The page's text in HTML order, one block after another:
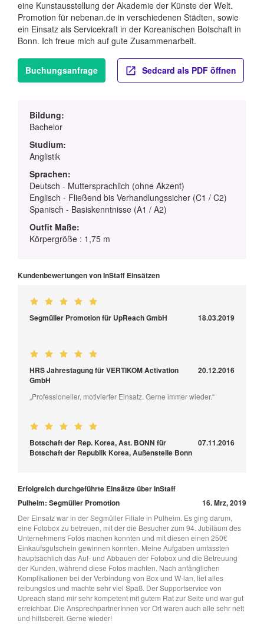
eine Kunstausstellung der Akademie der Künste der Welt.
Promotion für nebenan.de in verschiedenen Städten, sowie
ein Einsatz als Servicekraft in der Koreanischen Botschaft in
Bonn. Ich freue mich auf gute Zusammenarbeit.
Buchungsanfrage Sedcard als PDF öffnen
Bildung:
Bachelor
Studium:
Anglistik
Sprachen:
Deutsch - Muttersprachlich (ohne Akzent)
Englisch - Fließend bis Verhandlungssicher (C1 / C2)
Spanisch - Basiskenntnisse (A1 / A2)
Outfit Maße:
Körpergröße : 1,75 m
Kundenbewertungen von InStaff Einsätzen
Segmüller Promotion für UpReach GmbH 18.03.2019
HRS Jahrestagung für VERTIKOM Activation
GmbH
20.12.2016
„Professioneller, motivierter Einsatz. Gerne immer wieder.“
Botschaft der Rep. Korea, Ast. BONN für
Botschaft der Republik Korea, Außenstelle Bonn
07.11.2016
Erfolgreich durchgeführte Einsätze über InStaff
Pulheim: Segmüller Promotion
16. Mrz, 2019
Der Einsatz war in der Segmüller Filiale in Pulheim. Es ging darum,
eine Fotobox zu betreuen, mit der die Besucher zum 94. Jubiläum des
Unternehmens Fotos machen konnten und mit diesen einen 250€
Einkaufsgutschein gewinnen konnten. Meine Aufgaben umfassten
hauptsächlich das Auf- und Abbauen der Fotobox und die Betreuung
der Kunden, während diese Fotos machten. Nach anfänglichen
Komplikationen bei der Verbindung von Box und W-lan, lief alles
reibungslos und machte sehr viel Spaß. Der Supportservice von
Upreach stand mir sehr kompetent mit gutem Rat zur Seite und war gut
erreichbar. Die AnsprechpartnerInnen vor Ort waren auch alle sehr nett
und hilfsbereit. Gerne wieder!